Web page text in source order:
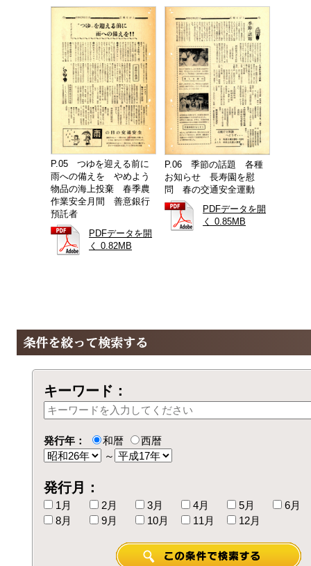
P.05 つゆを迎える前に
雨への備えを やめよう
物品の海上投棄 春季農
作業安全月間 善意銀行
預託者
PDFデータを開
く 0.82MB
P.06 季節の話題 各種
お知らせ 長寿園を慰
問 春の交通安全運動
PDFデータを開
く 0.85MB
キーワード：
発行年： 和暦
西暦
～
発行月：
1月 2月 3月 4月 5月
6月
8月
9月 10月 11月 12月